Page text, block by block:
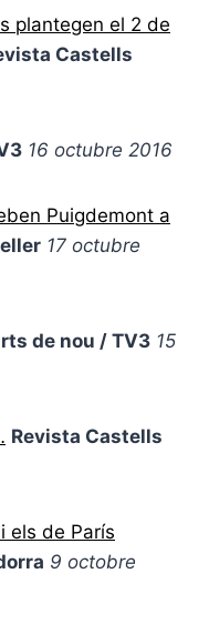
plantegen el 2 de
Castells
16 octubre 2016
Puigdemont a
17 octubre
de nou / TV3 15
Revista Castells
els de París
9 octobre